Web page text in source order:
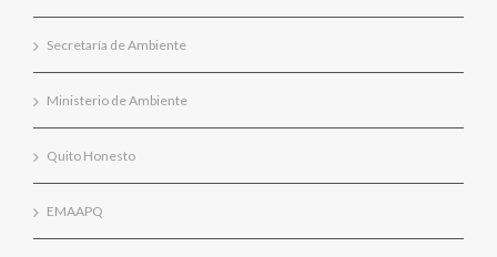
Secretaría de Ambiente
Ministerio de Ambiente
Quito Honesto
EMAAPQ